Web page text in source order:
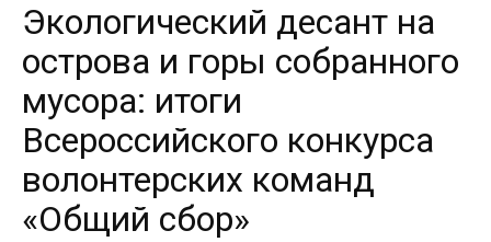
Экологический десант на
острова и горы собранного
мусора: итоги
Всероссийского конкурса
волонтерских команд
«Общий сбор»